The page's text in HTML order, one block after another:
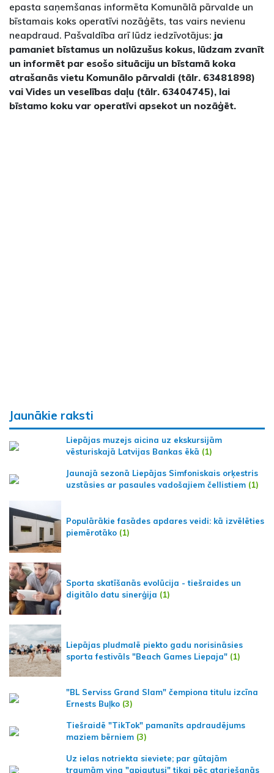
epasta saņemšanas informēta Komunālā pārvalde un
bīstamais koks operatīvi nozāģēts, tas vairs nevienu
neapdraud. Pašvaldība arī lūdz iedzīvotājus: ja
pamaniet bīstamus un nolūzušus kokus, lūdzam zvanīt
un informēt par esošo situāciju un bīstamā koka
atrašanās vietu Komunālo pārvaldi (tālr. 63481898)
vai Vides un veselības daļu (tālr. 63404745), lai
bīstamo koku var operatīvi apsekot un nozāģēt.
Jaunākie raksti
Liepājas muzejs aicina uz ekskursijām
vēsturiskajā Latvijas Bankas ēkā (1)
Jaunajā sezonā Liepājas Simfoniskais orķestris
uzstāsies ar pasaules vadošajiem čellistiem (1)
Populārākie fasādes apdares veidi: kā izvēlēties
piemērotāko (1)
Sporta skatīšanās evolūcija - tiešraides un
digitālo datu sinerģija (1)
Liepājas pludmalē piekto gadu norisināsies
sporta festivāls "Beach Games Liepaja" (1)
"BL Serviss Grand Slam" čempiona titulu izcīna
Ernests Buļko (3)
Tiešraidē "TikTok" pamanīts apdraudējums
maziem bērniem (3)
Uz ielas notriekta sieviete; par gūtajām
traumām viņa "apjautusi" tikai pēc atgriešanās